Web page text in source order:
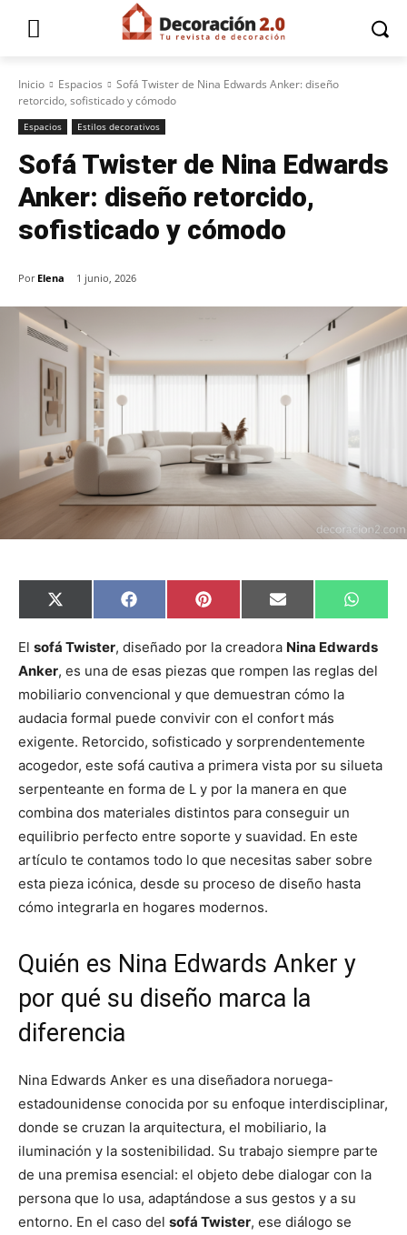
Inicio Espacios
Sofá Twister de Nina Edwards Anker: diseño
retorcido, sofisticado y cómodo
Espacios Estilos decorativos
Sofá Twister de Nina Edwards
Anker: diseño retorcido,
sofisticado y cómodo
Por Elena 1 junio, 2026
C
o
p
r
i
r
e
n
X
(
w
t
t
e
r
)
C
o
p
r
i
r
e
n
F
a
e
o
o
k
C
o
p
r
r
e
n
P
i
t
r
e
s
t
C
o
p
r
i
r
e
n
E
m
i
C
o
p
r
n
W
h
t
A
El sofá Twister, diseñado por la creadora Nina Edwards
Anker, es una de esas piezas que rompen las reglas del
mobiliario convencional y que demuestran cómo la
audacia formal puede convivir con el confort más
exigente. Retorcido, sofisticado y sorprendentemente
acogedor, este sofá cautiva a primera vista por su silueta
serpenteante en forma de L y por la manera en que
combina dos materiales distintos para conseguir un
equilibrio perfecto entre soporte y suavidad. En este
artículo te contamos todo lo que necesitas saber sobre
esta pieza icónica, desde su proceso de diseño hasta
cómo integrarla en hogares modernos.
Quién es Nina Edwards Anker y
por qué su diseño marca la
diferencia
Nina Edwards Anker es una diseñadora noruega-
estadounidense conocida por su enfoque interdisciplinar,
donde se cruzan la arquitectura, el mobiliario, la
iluminación y la sostenibilidad. Su trabajo siempre parte
de una premisa esencial: el objeto debe dialogar con la
persona que lo usa, adaptándose a sus gestos y a su
entorno. En el caso del sofá Twister, ese diálogo se